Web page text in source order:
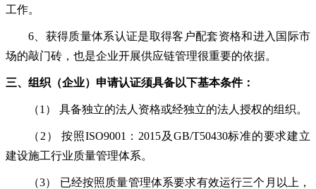
工作。
6、获得质量体系认证是取得客户配套资格和进入国际市
场的敲门砖，也是企业开展供应链管理很重要的依据。
三、组织（企业）申请认证须具备以下基本条件：
（1） 具备独立的法人资格或经独立的法人授权的组织。
（ 2） 按照ISO9001：2015及GB/T50430标准的要求建立
建设施工行业质量管理体系。
（3） 已经按照质量管理体系要求有效运行三个月以上，